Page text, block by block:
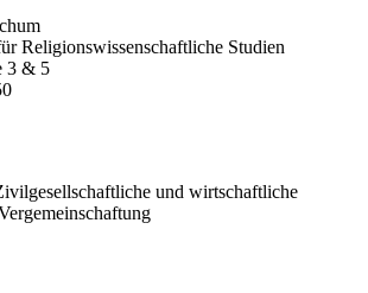
Religionswissenschaftliche Studien
3 & 5
und wirtschaftliche